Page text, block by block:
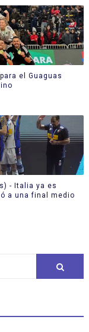
el Guaguas
- Italia ya es
a una final medio